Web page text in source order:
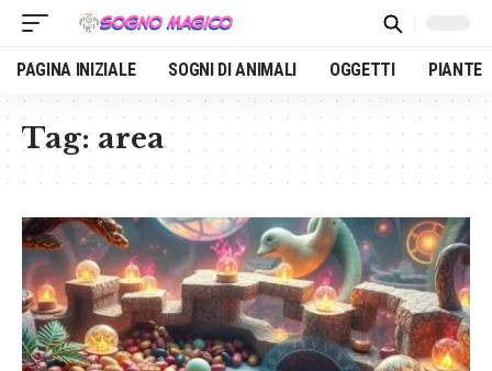
PAGINA INIZIALE SOGNI DI ANIMALI OGGETTI PIANTE
Tag: area